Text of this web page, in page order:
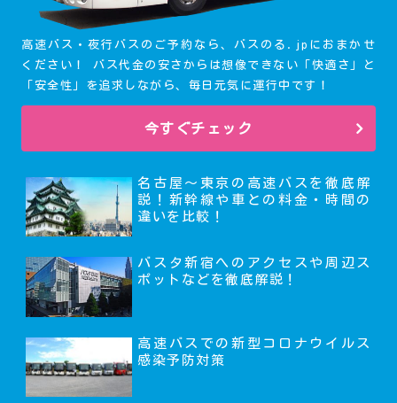
高速バス・夜行バスのご予約なら、バスのる.jpにおまかせ
ください！ バス代金の安さからは想像できない「快適さ」と
「安全性」を追求しながら、毎日元気に運行中です！
今すぐチェック
名古屋～東京の高速バスを徹底解
説！新幹線や車との料金・時間の
違いを比較！
バスタ新宿へのアクセスや周辺ス
ポットなどを徹底解説！
高速バスでの新型コロナウイルス
感染予防対策